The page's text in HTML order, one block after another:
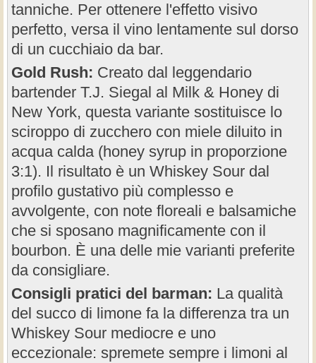
tanniche. Per ottenere l'effetto visivo
perfetto, versa il vino lentamente sul dorso
di un cucchiaio da bar.
Gold Rush: Creato dal leggendario
bartender T.J. Siegal al Milk & Honey di
New York, questa variante sostituisce lo
sciroppo di zucchero con miele diluito in
acqua calda (honey syrup in proporzione
3:1). Il risultato è un Whiskey Sour dal
profilo gustativo più complesso e
avvolgente, con note floreali e balsamiche
che si sposano magnificamente con il
bourbon. È una delle mie varianti preferite
da consigliare.
Consigli pratici del barman: La qualità
del succo di limone fa la differenza tra un
Whiskey Sour mediocre e uno
eccezionale: spremete sempre i limoni al